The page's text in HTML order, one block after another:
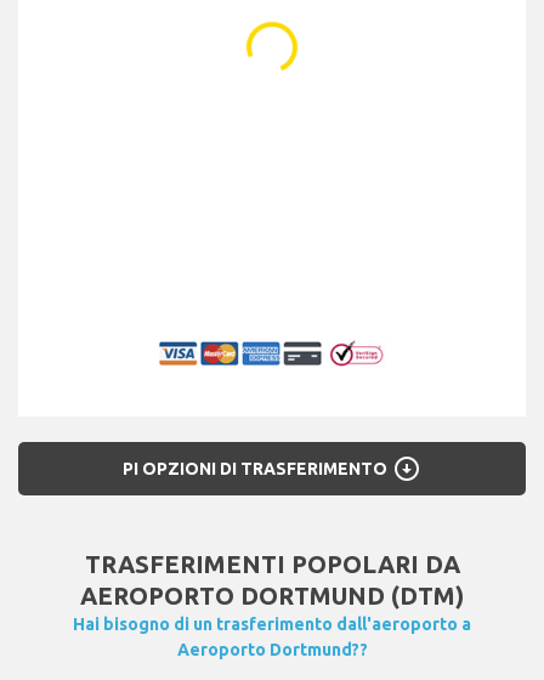
...
PI OPZIONI DI TRASFERIMENTO arrow_circle_down
TRASFERIMENTI POPOLARI DA
AEROPORTO DORTMUND (DTM)
Hai bisogno di un trasferimento dall'aeroporto a
Aeroporto Dortmund??